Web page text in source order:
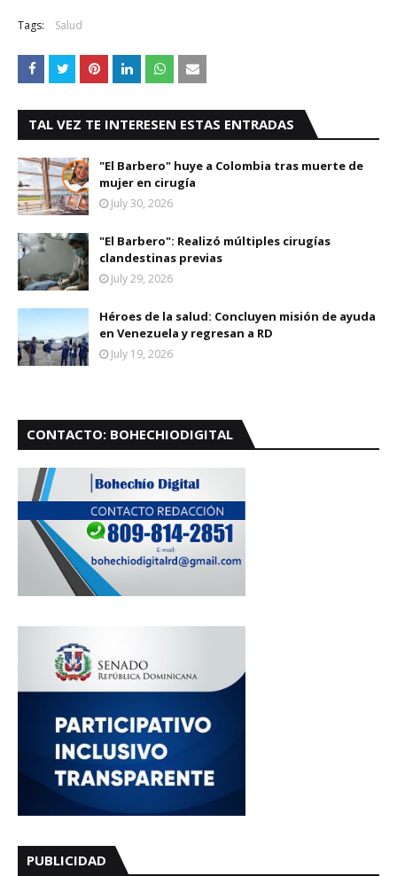
Tags: Salud
TAL VEZ TE INTERESEN ESTAS ENTRADAS
"El Barbero" huye a Colombia tras muerte de
mujer en cirugía
July 30, 2026
"El Barbero": Realizó múltiples cirugías
clandestinas previas
July 29, 2026
Héroes de la salud: Concluyen misión de ayuda
en Venezuela y regresan a RD
July 19, 2026
CONTACTO: BOHECHIODIGITAL
PUBLICIDAD